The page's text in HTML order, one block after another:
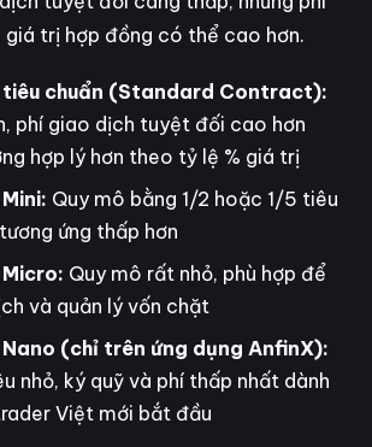
trị hợp đồng có thể cao hơn.
tiêu chuẩn (Standard Contract):
phí giao dịch tuyệt đối cao hơn
hợp lý hơn theo tỷ lệ % giá trị
Quy mô bằng 1/2 hoặc 1/5 tiêu
ứng thấp hơn
Quy mô rất nhỏ, phù hợp để
và quản lý vốn chặt
(chỉ trên ứng dụng AnfinX):
nhỏ, ký quỹ và phí thấp nhất dành
Việt mới bắt đầu